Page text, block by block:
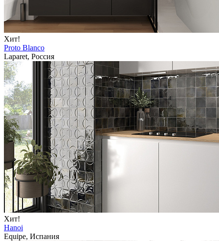
Хит!
Proto Blanco
Laparet, Россия
Хит!
Hanoi
Equipe, Испания